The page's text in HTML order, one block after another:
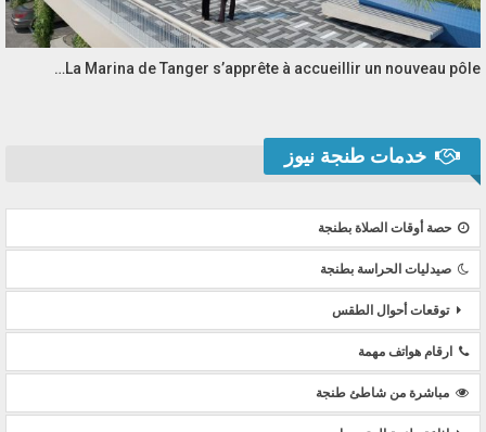
La Marina de Tanger s’apprête à accueillir un nouveau pôle…
خدمات طنجة نيوز
حصة أوقات الصلاة بطنجة
صيدليات الحراسة بطنجة
توقعات أحوال الطقس
ارقام هواتف مهمة
مباشرة من شاطئ طنجة